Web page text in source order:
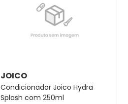
JOICO
Condicionador Joico Hydra
Splash com 250ml